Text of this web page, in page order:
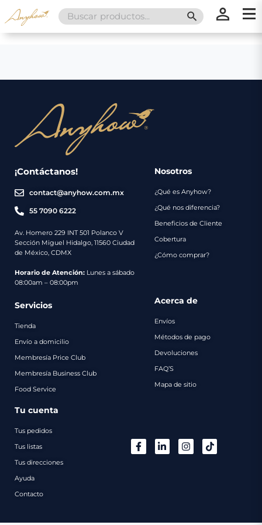
Search
for:
SEARCH
¡Contáctanos!
contact@anyhow.com.mx
55 7090 6222
Av. Homero 229 INT 501 Polanco V
Sección Miguel Hidalgo, 11560 Ciudad
de México, CDMX
Horario de Atención: Lunes a sábado
08:00am – 08:00pm
Nosotros
¿Qué es Anyhow?
¿Qué nos diferencia?
Beneficios de Cliente
Cobertura
¿Cómo comprar?
Servicios
Tienda
Envío a domicilio
Membresía Price Club
Membresía Business Club
Food Service
Acerca de
Envíos
Métodos de pago
Devoluciones
FAQ’S
Mapa de sitio
Tu cuenta
Tus pedidos
Tus listas
Tus direcciones
Ayuda
Contacto
Nosotros
Servicios
Envíos
Métodos
de
Catálogo
Regalos
Contacto